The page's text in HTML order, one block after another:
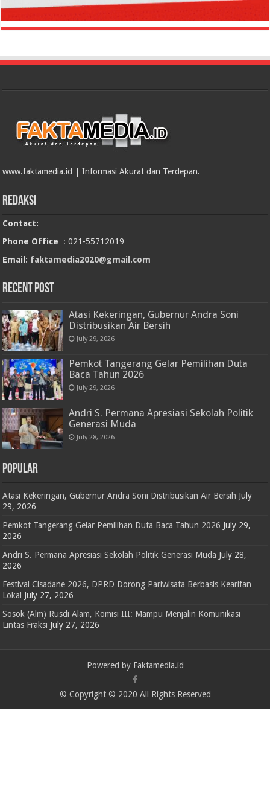
www.faktamedia.id | Informasi Akurat dan Terdepan.
Redaksi
Contact:
Phone Office : 021-55712019
Email: faktamedia2020@gmail.com
RECENT POST
Atasi Kekeringan, Gubernur Andra Soni
Distribusikan Air Bersih
July 29, 2026
Pemkot Tangerang Gelar Pemilihan Duta
Baca Tahun 2026
July 29, 2026
Andri S. Permana Apresiasi Sekolah Politik
Generasi Muda
July 28, 2026
POPULAR
Atasi Kekeringan, Gubernur Andra Soni Distribusikan Air Bersih July
29, 2026
Pemkot Tangerang Gelar Pemilihan Duta Baca Tahun 2026 July 29,
2026
Andri S. Permana Apresiasi Sekolah Politik Generasi Muda July 28,
2026
Festival Cisadane 2026, DPRD Dorong Pariwisata Berbasis Kearifan
Lokal July 27, 2026
Sosok (Alm) Rusdi Alam, Komisi III: Mampu Menjalin Komunikasi
Lintas Fraksi July 27, 2026
Powered by Faktamedia.id
© Copyright © 2020 All Rights Reserved